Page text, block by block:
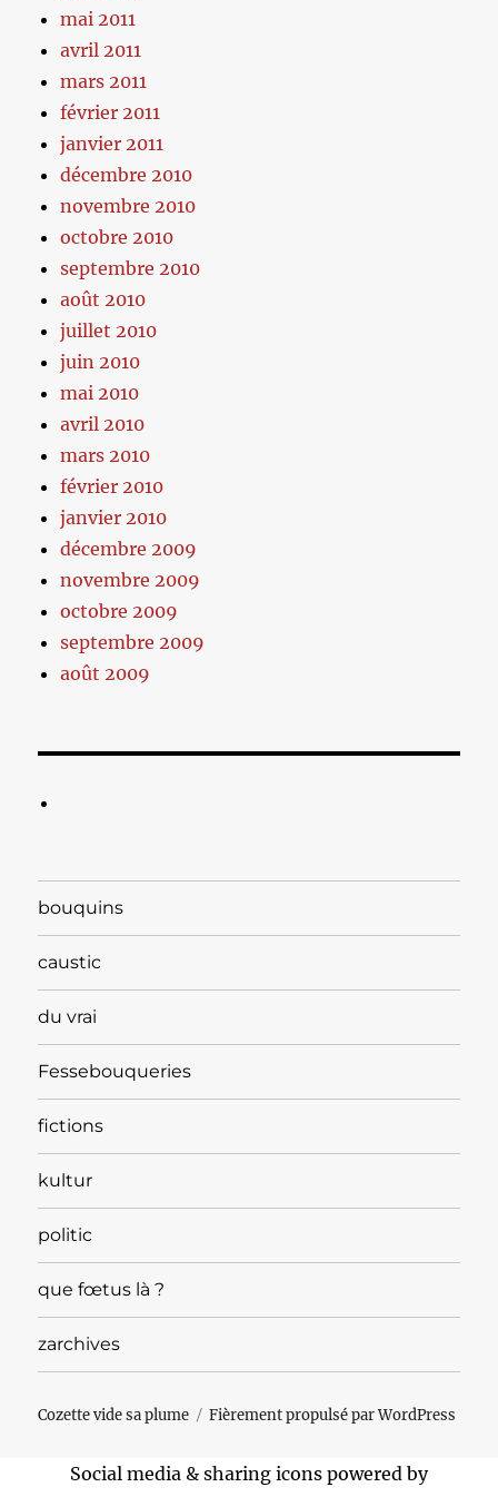
mai 2011
avril 2011
mars 2011
février 2011
janvier 2011
décembre 2010
novembre 2010
octobre 2010
septembre 2010
août 2010
juillet 2010
juin 2010
mai 2010
avril 2010
mars 2010
février 2010
janvier 2010
décembre 2009
novembre 2009
octobre 2009
septembre 2009
août 2009
bouquins
caustic
du vrai
Fessebouqueries
fictions
kultur
politic
que fœtus là ?
zarchives
Cozette vide sa plume Fièrement propulsé par WordPress
Social media & sharing icons powered by